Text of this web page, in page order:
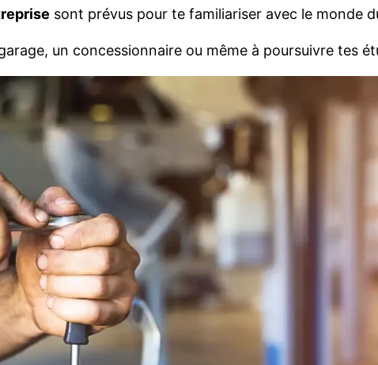
sont prévus pour te familiariser avec le monde
un concessionnaire ou même à poursuivre tes